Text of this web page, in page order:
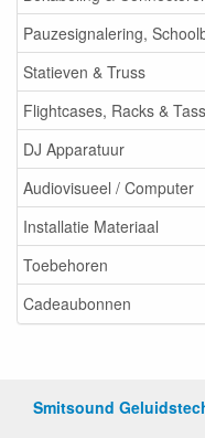
Pauzesignalering,
Statieven & Truss
Flightcases, Racks &
DJ Apparatuur
Audiovisueel / Computer
Installatie Materiaal
Toebehoren
Cadeaubonnen
Smitsound